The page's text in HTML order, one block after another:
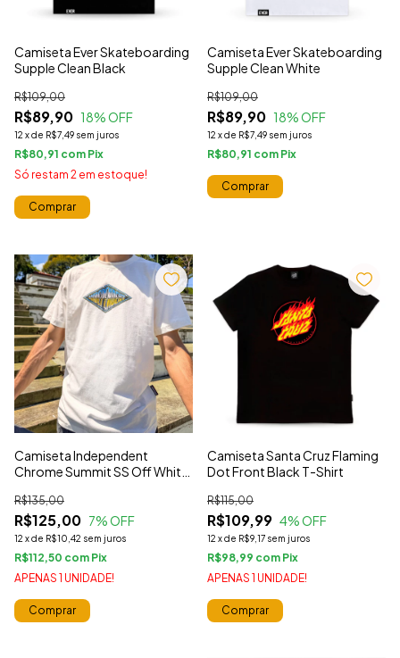
Camiseta Ever Skateboarding
Supple Clean Black
R$89,90
R$109,00
18% OFF
12 xde R$7,49 sem juros
R$80,91 com
Só restam 2 em estoque!
Comprar
Camiseta Ever Skateboarding
Supple Clean White
R$89,90
R$109,00
18% OFF
12 xde R$7,49 sem juros
R$80,91 com
Comprar
Camiseta Independent
Chrome Summit SS Off White
R$125,00
R$135,00
7% OFF
12 xde R$10,42 sem juros
R$112,50 com
APENAS 1 UNIDADE!
Comprar
Camiseta Santa Cruz Flaming
Dot Front Black T-Shirt
R$109,99
R$115,00
4% OFF
12 xde R$9,17 sem juros
R$98,99 com
APENAS 1 UNIDADE!
Comprar